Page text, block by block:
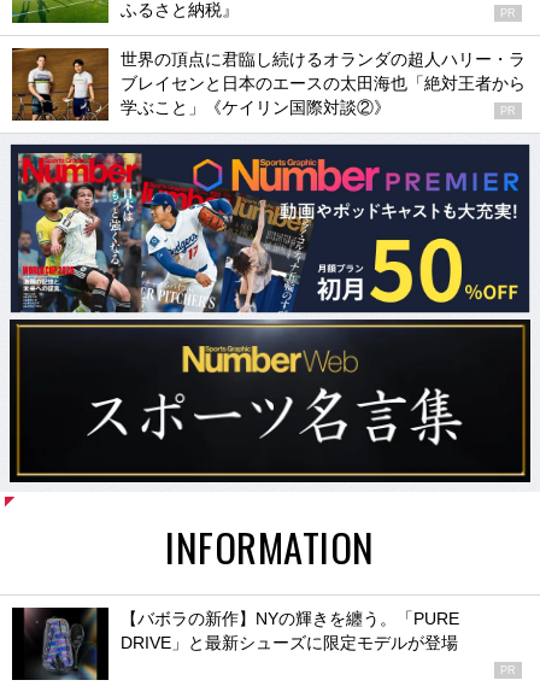
ふるさと納税』
PR
世界の頂点に君臨し続けるオランダの超人ハリー・ラ
ブレイセンと日本のエースの太田海也「絶対王者から
学ぶこと」《ケイリン国際対談②》
PR
INFORMATION
【バボラの新作】NYの輝きを纏う。「PURE
DRIVE」と最新シューズに限定モデルが登場
PR